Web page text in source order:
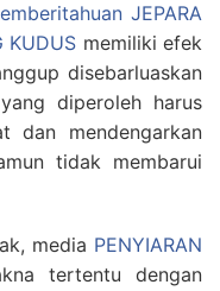
JEPARA
KUDUS memiliki efek
disebarluaskan
diperoleh harus
dan mendengarkan
tidak membarui
media PENYIARAN
tertentu dengan